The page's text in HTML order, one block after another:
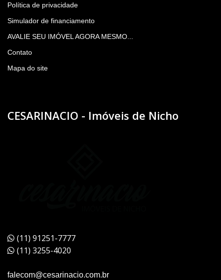
Política de privacidade
Simulador de financiamento
AVALIE SEU IMÓVEL AGORA MESMO...
Contato
Mapa do site
CESARINACIO - Imóveis de Nicho
(11) 91251-7777
(11) 3255-4020
falecom@cesarinacio.com.br